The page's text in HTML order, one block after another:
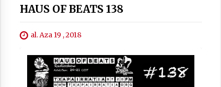
HAUS OF BEATS 138
al. Aza 19 , 2018